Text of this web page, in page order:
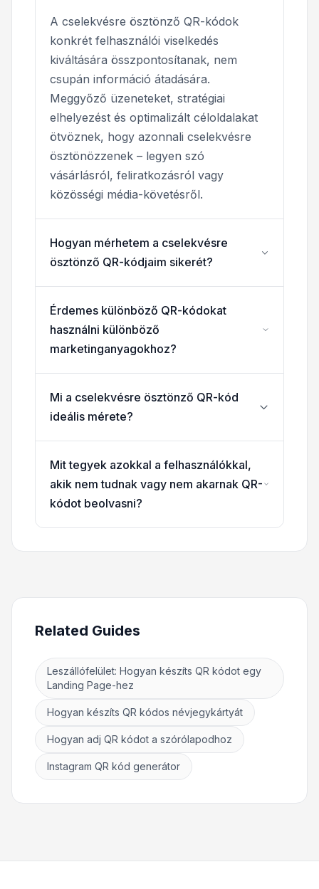
A cselekvésre ösztönző QR-kódok
konkrét felhasználói viselkedés
kiváltására összpontosítanak, nem
csupán információ átadására.
Meggyőző üzeneteket, stratégiai
elhelyezést és optimalizált céloldalakat
ötvöznek, hogy azonnali cselekvésre
ösztönözzenek – legyen szó
vásárlásról, feliratkozásról vagy
közösségi média-követésről.
Hogyan mérhetem a cselekvésre
ösztönző QR-kódjaim sikerét?
Érdemes különböző QR-kódokat
használni különböző
marketinganyagokhoz?
Mi a cselekvésre ösztönző QR-kód
ideális mérete?
Mit tegyek azokkal a felhasználókkal,
akik nem tudnak vagy nem akarnak QR-
kódot beolvasni?
Related Guides
Leszállófelület: Hogyan készíts QR kódot egy
Landing Page-hez
Hogyan készíts QR kódos névjegykártyát
Hogyan adj QR kódot a szórólapodhoz
Instagram QR kód generátor